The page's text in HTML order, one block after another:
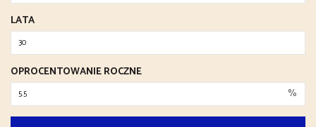
LATA
OPROCENTOWANIE ROCZNE
%